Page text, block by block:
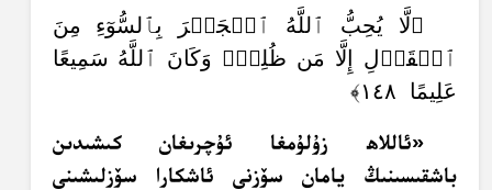
﴿لَّا يُحِبُّ ٱللَّهُ ٱلۡجَهۡرَ بِٱلسُّوٓءِ مِنَ
ٱلۡقَوۡلِ إِلَّا مَن ظُلِمَۚ وَكَانَ ٱللَّهُ سَمِيعًا
عَلِيمًا ١٤٨﴾
«ئاللاھ زۇلۇمغا ئۇچرىغان كىشىدىن
باشقىسىنىڭ يامان سۆزنى ئاشكارا سۆزلىشىنى